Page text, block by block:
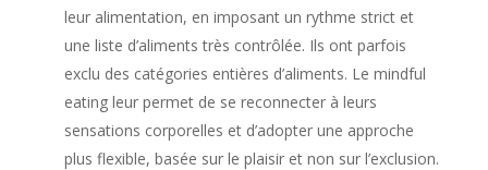
leur alimentation, en imposant un rythme strict et
une liste d’aliments très contrôlée. Ils ont parfois
exclu des catégories entières d’aliments. Le mindful
eating leur permet de se reconnecter à leurs
sensations corporelles et d’adopter une approche
plus flexible, basée sur le plaisir et non sur l’exclusion.